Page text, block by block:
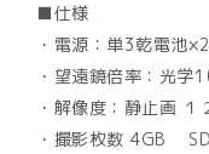
■仕様
・電源：単3乾電池
・望遠鏡倍率：光学
・解像度：静止画
・撮影枚数 4GB